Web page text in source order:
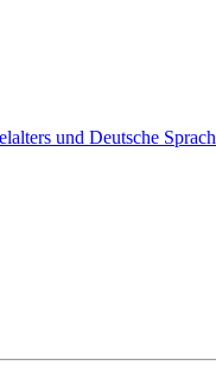
und Deutsche